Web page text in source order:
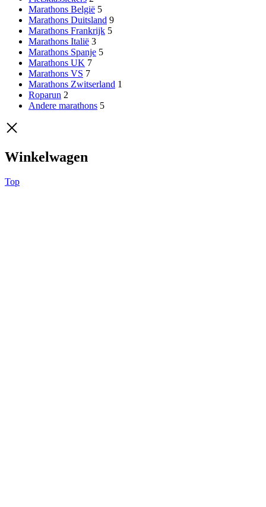
Marathons België 5
Marathons Duitsland 9
Marathons Frankrijk 5
Marathons Italië 3
Marathons Spanje 5
Marathons UK 7
Marathons VS 7
Marathons Zwitserland 1
Roparun 2
Andere marathons 5
Winkelwagen
Top